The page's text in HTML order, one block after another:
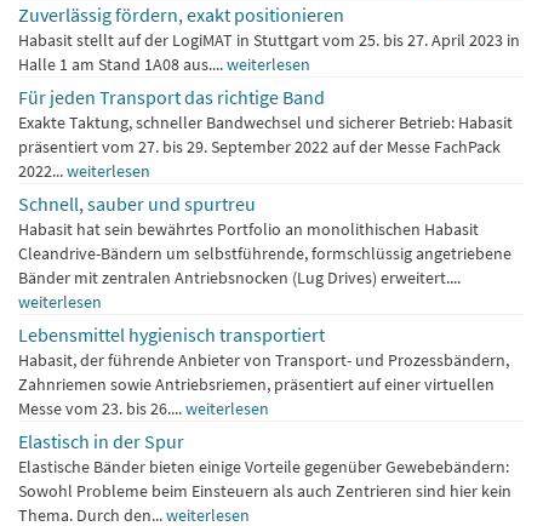
Zuverlässig fördern, exakt positionieren
Habasit stellt auf der LogiMAT in Stuttgart vom 25. bis 27. April 2023 in
Halle 1 am Stand 1A08 aus....weiterlesen
Für jeden Transport das richtige Band
Exakte Taktung, schneller Bandwechsel und sicherer Betrieb: Habasit
präsentiert vom 27. bis 29. September 2022 auf der Messe FachPack
2022...weiterlesen
Schnell, sauber und spurtreu
Habasit hat sein bewährtes Portfolio an monolithischen Habasit
Cleandrive-Bändern um selbstführende, formschlüssig angetriebene
Bänder mit zentralen Antriebsnocken (Lug Drives) erweitert....
weiterlesen
Lebensmittel hygienisch transportiert
Habasit, der führende Anbieter von Transport- und Prozessbändern,
Zahnriemen sowie Antriebsriemen, präsentiert auf einer virtuellen
Messe vom 23. bis 26....weiterlesen
Elastisch in der Spur
Elastische Bänder bieten einige Vorteile gegenüber Gewebebändern:
Sowohl Probleme beim Einsteuern als auch Zentrieren sind hier kein
Thema. Durch den...weiterlesen